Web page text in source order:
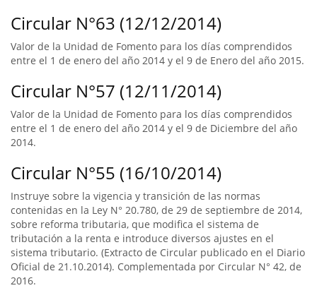
Circular N°63 (12/12/2014)
Valor de la Unidad de Fomento para los días comprendidos
entre el 1 de enero del año 2014 y el 9 de Enero del año 2015.
Circular N°57 (12/11/2014)
Valor de la Unidad de Fomento para los días comprendidos
entre el 1 de enero del año 2014 y el 9 de Diciembre del año
2014.
Circular N°55 (16/10/2014)
Instruye sobre la vigencia y transición de las normas
contenidas en la Ley N° 20.780, de 29 de septiembre de 2014,
sobre reforma tributaria, que modifica el sistema de
tributación a la renta e introduce diversos ajustes en el
sistema tributario. (Extracto de Circular publicado en el Diario
Oficial de 21.10.2014). Complementada por Circular N° 42, de
2016.